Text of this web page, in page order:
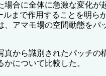
合に全体に急激な変化
まで作用することを明ら
アマモ場の空間動態を
から識別されたパッチの
について比較した。